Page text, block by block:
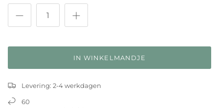
IN WINKELMANDJE
Levering: 2-4 werkdagen
60